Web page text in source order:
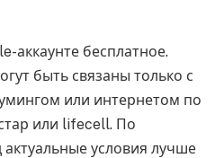
аккаунте бесплатное.
быть связаны только с
или интернетом по
или lifecell. По
условия лучше